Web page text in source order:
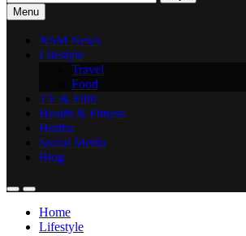
Menu
NSM News
Lifestyle
Travel
Food
TV & Film
Health & Fitness
Hudba
Social Media
Blog
Home
Lifestyle